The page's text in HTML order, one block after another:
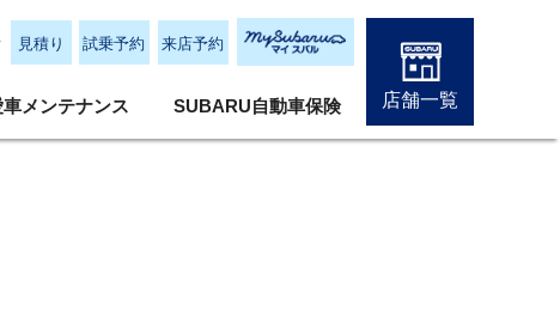
見積り 試乗予約 来店予約
車メンテナンス SUBARU自動車保険 店舗一覧